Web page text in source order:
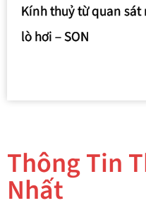
Kính thuỷ từ quan sát
lò hơi – SON
Thông Tin
Nhất